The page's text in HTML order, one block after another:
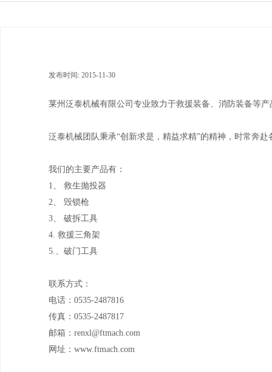
发布时间: 2015-11-30
莱州泛泰机械有限公司专业致力于救援装备、消防装备等
泛泰机械团队秉承“创新求是，精益求精”的精神，时常奔
我们的主要产品有：
1、 救生抛投器
2、 毁锁枪
3、 破拆工具
4. 救援三角架
5.、破门工具
联系方式：
电话：0535-2487816
传真：0535-2487817
邮箱：renxl@ftmach.com
网址：www.ftmach.com